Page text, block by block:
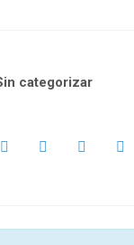
categorizar